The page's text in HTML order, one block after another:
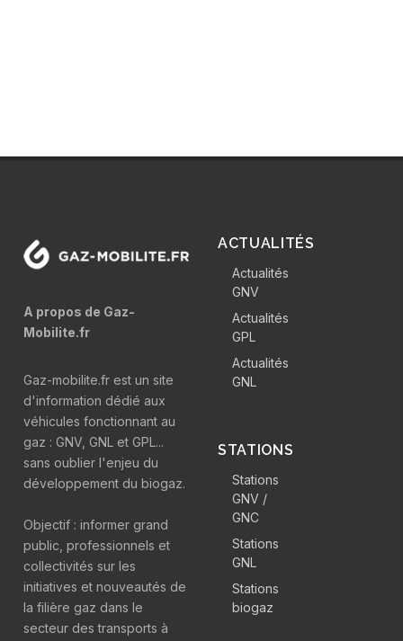
A propos de Gaz-
Mobilite.fr
Gaz-mobilite.fr est un site
d'information dédié aux
véhicules fonctionnant au
gaz : GNV, GNL et GPL...
sans oublier l'enjeu du
développement du biogaz.
Objectif : informer grand
public, professionnels et
collectivités sur les
initiatives et nouveautés de
la filière gaz dans le
secteur des transports à
ACTUALITÉS
Actualités
GNV
Actualités
GPL
Actualités
GNL
STATIONS
Stations
GNV /
GNC
Stations
GNL
Stations
biogaz